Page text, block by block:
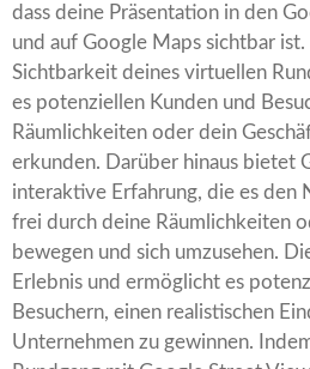
dass deine Präsentation in den
und auf Google Maps sichtbar
Sichtbarkeit deines virtuellen
es potenziellen Kunden und
Räumlichkeiten oder dein
erkunden. Darüber hinaus bietet
interaktive Erfahrung, die es den
frei durch deine Räumlichkeiten
bewegen und sich umzusehen.
Erlebnis und ermöglicht es
Besuchern, einen realistischen
Unternehmen zu gewinnen.